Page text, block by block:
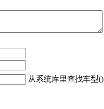
从系统库里查找车型()